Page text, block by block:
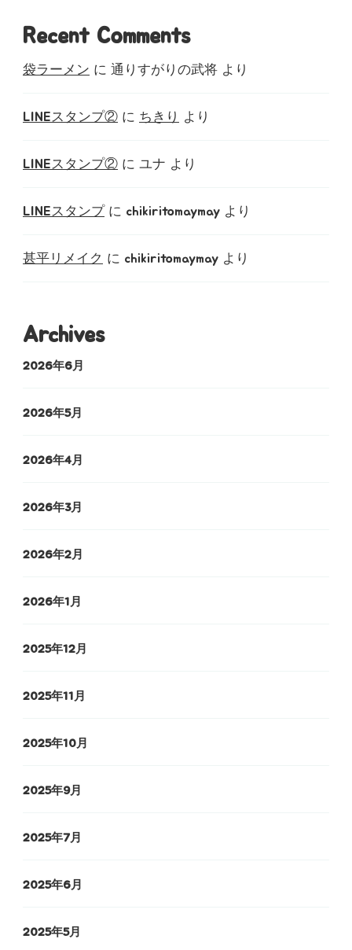
Recent Comments
袋ラーメン に 通りすがりの武将 より
LINEスタンプ② に ちきり より
LINEスタンプ② に ユナ より
LINEスタンプ に chikiritomaymay より
甚平リメイク に chikiritomaymay より
Archives
2026年6月
2026年5月
2026年4月
2026年3月
2026年2月
2026年1月
2025年12月
2025年11月
2025年10月
2025年9月
2025年7月
2025年6月
2025年5月